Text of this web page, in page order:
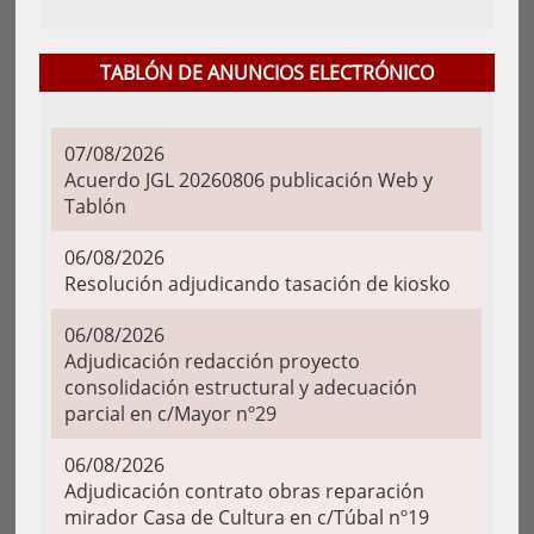
TABLÓN DE ANUNCIOS ELECTRÓNICO
07/08/2026
Acuerdo JGL 20260806 publicación Web y
Tablón
06/08/2026
Resolución adjudicando tasación de kiosko
06/08/2026
Adjudicación redacción proyecto
consolidación estructural y adecuación
parcial en c/Mayor nº29
06/08/2026
Adjudicación contrato obras reparación
mirador Casa de Cultura en c/Túbal nº19